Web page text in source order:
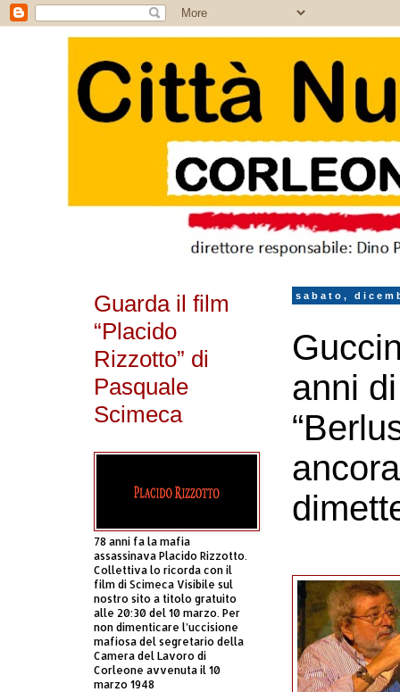
sabato,
anni
Guarda il film
“Placido
Rizzotto” di
Pasquale
Scimeca
78 anni fa la mafia
assassinava Placido Rizzotto.
Collettiva lo ricorda con il
film di Scimeca Visibile sul
nostro sito a titolo gratuito
alle 20:30 del 10 marzo. Per
non dimenticare l’uccisione
mafiosa del segretario della
Camera del Lavoro di
Corleone avvenuta il 10
marzo 1948